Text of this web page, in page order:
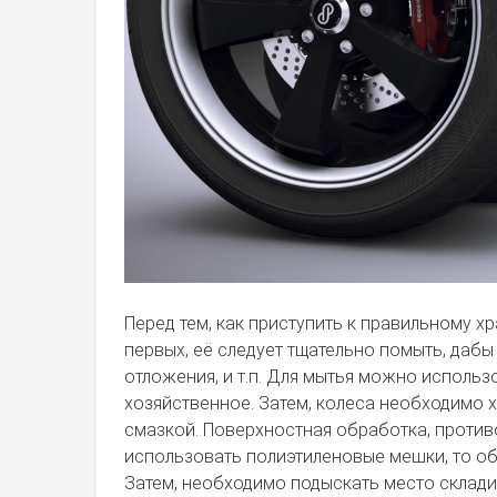
Перед тем, как приступить к правильному
первых, её следует тщательно помыть,
отложения, и т.п. Для мытья можно
хозяйственное. Затем, колеса
смазкой. Поверхностная обработка,
использовать полиэтиленовые мешки, то
Затем, необходимо подыскать место